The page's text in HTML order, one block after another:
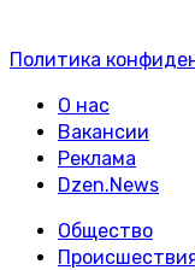
Политика
О нас
Вакансии
Реклама
Dzen.News
Общество